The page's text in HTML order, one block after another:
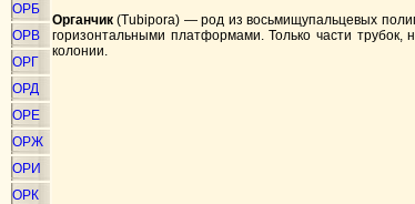
ОРБ
ОРВ
ОРГ
ОРД
ОРЕ
ОРЖ
ОРИ
ОРК
Органчик (Tubipora) — род из восьмищупальцевых
горизонтальными платформами. Только части
колонии.